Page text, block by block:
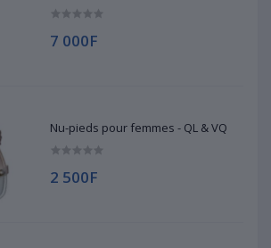
7 000F
Nu-pieds pour femmes - QL & VQ
2 500F